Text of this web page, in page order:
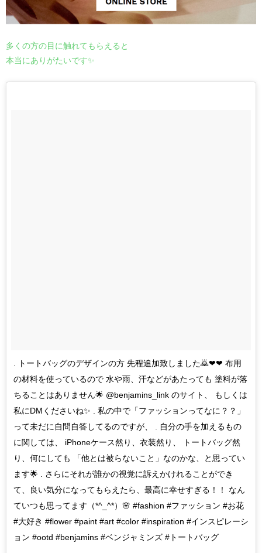
多くの方の目に触れてもらえると
本当にありがたいです✨
. トートバッグのデザインの方 先程追加致しました🙇❤❤ 布用
の材料を使っているので 水や雨、汗などがあたっても 塗料が落
ちることはありません🌟 @benjamins_link のサイト、 もしくは
私にDMくださいね✨ . 私の中で「ファッションってなに？？」
って未だに自問自答してるのですが、 . 自分の手を加えるもの
に関しては、 iPhoneケース然り、衣装然り、 トートバッグ然
り、何にしても 「他とは被らないこと」なのかな、と思ってい
ます🌟 . さらにそれが誰かの視覚に訴えかけれることができ
て、良い気分になってもらえたら、最高に幸せすぎる！！ なん
ていつも思ってます（*^_^*）🌸 #fashion #ファッション #お花
#大好き #flower #paint #art #color #inspiration #インスピレーシ
ョン #ootd #benjamins #ベンジャミンズ #トートバッグ